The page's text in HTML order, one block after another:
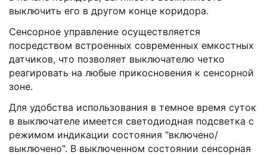
выключить его в другом конце коридора.
Сенсорное управление осуществляется
посредством встроенных современных емкостных
датчиков, что позволяет выключателю четко
реагировать на любые прикосновения к сенсорной
зоне.
Для удобства использования в темное время суток
в выключателе имеется светодиодная подсветка с
режимом индикации состояния "включено/
выключено". В выключенном состоянии сенсорная